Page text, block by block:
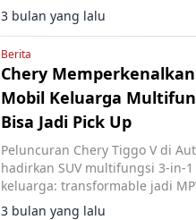
3 bulan yang lalu
Berita
Chery Memperkenalkan
Mobil Keluarga
Bisa Jadi Pick Up
Peluncuran Chery Tiggo V di
hadirkan SUV multifungsi 3-in-
keluarga: transformable jadi
pickup, siap mobilitas beragam.
3 bulan yang lalu